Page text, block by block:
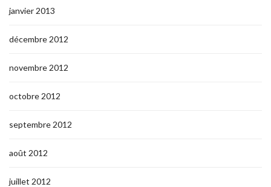
janvier 2013
décembre 2012
novembre 2012
octobre 2012
septembre 2012
août 2012
juillet 2012